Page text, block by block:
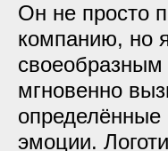
Он не просто
компанию, но
мгновенно
определённые
эмоции.